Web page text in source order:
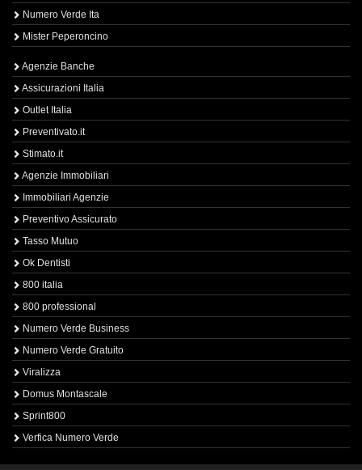
Numero Verde Ita
Mister Peperoncino
Agenzie Banche
Assicurazioni Italia
Outlet Italia
Preventivato.it
Stimato.it
Agenzie Immobiliari
Immobiliari Agenzie
Preventivo Assicurato
Tasso Mutuo
Ok Dentisti
800 italia
800 professional
Numero Verde Business
Numero Verde Gratuito
Viralizza
Domus Montascale
Sprint800
Verfica Numero Verde